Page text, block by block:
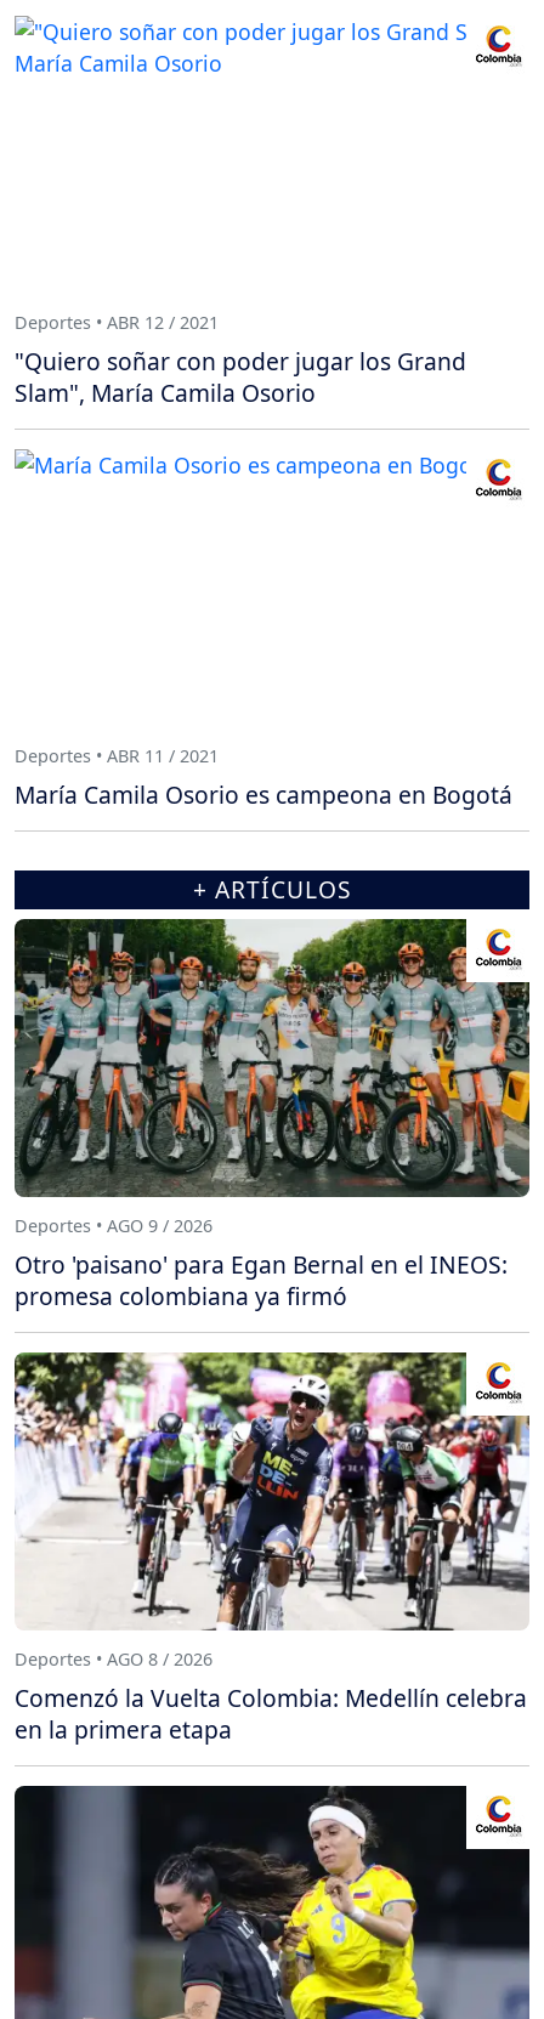
Deportes • ABR 12 / 2021
"Quiero soñar con poder jugar los Grand
Slam", María Camila Osorio
Deportes • ABR 11 / 2021
María Camila Osorio es campeona en Bogotá
+ ARTÍCULOS
Deportes • AGO 9 / 2026
Otro 'paisano' para Egan Bernal en el INEOS:
promesa colombiana ya firmó
Deportes • AGO 8 / 2026
Comenzó la Vuelta Colombia: Medellín celebra
en la primera etapa